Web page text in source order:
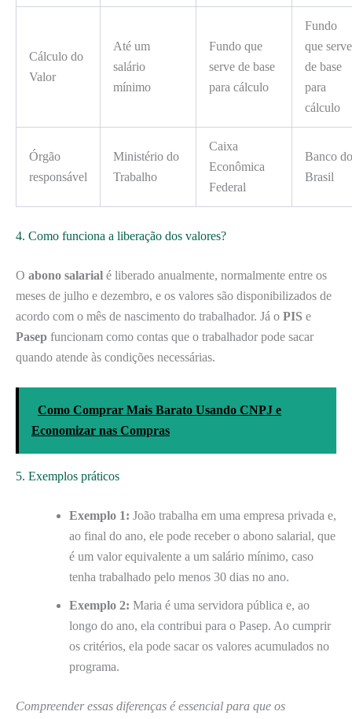
Cálculo do
Valor
Até um
salário
mínimo
Fundo que
serve de base
para cálculo
Fundo
que serve
de base
para
cálculo
Órgão
responsável
Ministério do
Trabalho
Caixa
Econômica
Federal
Banco do
Brasil
4. Como funciona a liberação dos valores?
O abono salarial é liberado anualmente, normalmente entre os
meses de julho e dezembro, e os valores são disponibilizados de
acordo com o mês de nascimento do trabalhador. Já o PIS e
Pasep funcionam como contas que o trabalhador pode sacar
quando atende às condições necessárias.
Como Comprar Mais Barato Usando CNPJ e
Economizar nas Compras
5. Exemplos práticos
Exemplo 1: João trabalha em uma empresa privada e,
ao final do ano, ele pode receber o abono salarial, que
é um valor equivalente a um salário mínimo, caso
tenha trabalhado pelo menos 30 dias no ano.
Exemplo 2: Maria é uma servidora pública e, ao
longo do ano, ela contribui para o Pasep. Ao cumprir
os critérios, ela pode sacar os valores acumulados no
programa.
Compreender essas diferenças é essencial para que os